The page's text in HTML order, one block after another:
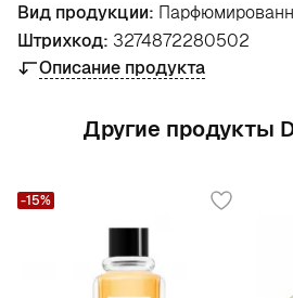
Вид продукции:
Штрихкод: 3274872280502
Описание продукта
Другие продукты
-15%